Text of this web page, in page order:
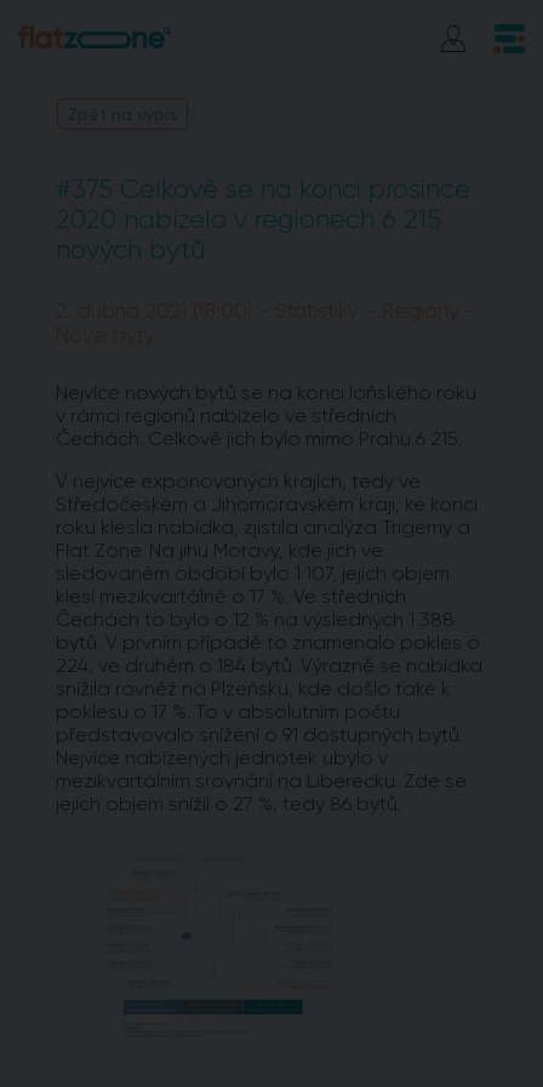
#375 Celkově se na konci prosince
2020 nabízelo v regionech 6 215
nových bytů
2. dubna 2021 (18:00) - Statistiky - Regiony -
Nové byty
Nejvíce nových bytů se na konci loňského roku
v rámci regionů nabízelo ve středních
Čechách. Celkově jich bylo mimo Prahu 6 215.
V nejvíce exponovaných krajích, tedy ve
Středočeském a Jihomoravském kraji, ke konci
roku klesla nabídka, zjistila analýza Trigemy a
Flat Zone. Na jihu Moravy, kde jich ve
sledovaném období bylo 1 107, jejich objem
klesl mezikvartálně o 17 %. Ve středních
Čechách to bylo o 12 % na výsledných 1 388
bytů. V prvním případě to znamenalo pokles o
224, ve druhém o 184 bytů. Výrazně se nabídka
snížila rovněž na Plzeňsku, kde došlo také k
poklesu o 17 %. To v absolutním počtu
představovalo snížení o 91 dostupných bytů.
Nejvíce nabízených jednotek ubylo v
mezikvartálním srovnání na Liberecku. Zde se
jejich objem snížil o 27 %, tedy 86 bytů.